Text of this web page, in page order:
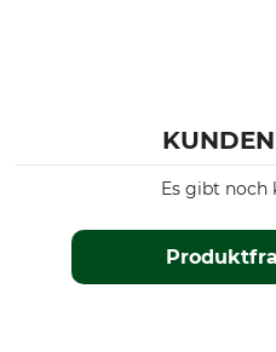
Es gibt noch